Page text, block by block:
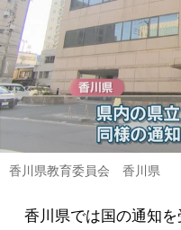
香川県教育委員会 香川県
香川県では国の通知を